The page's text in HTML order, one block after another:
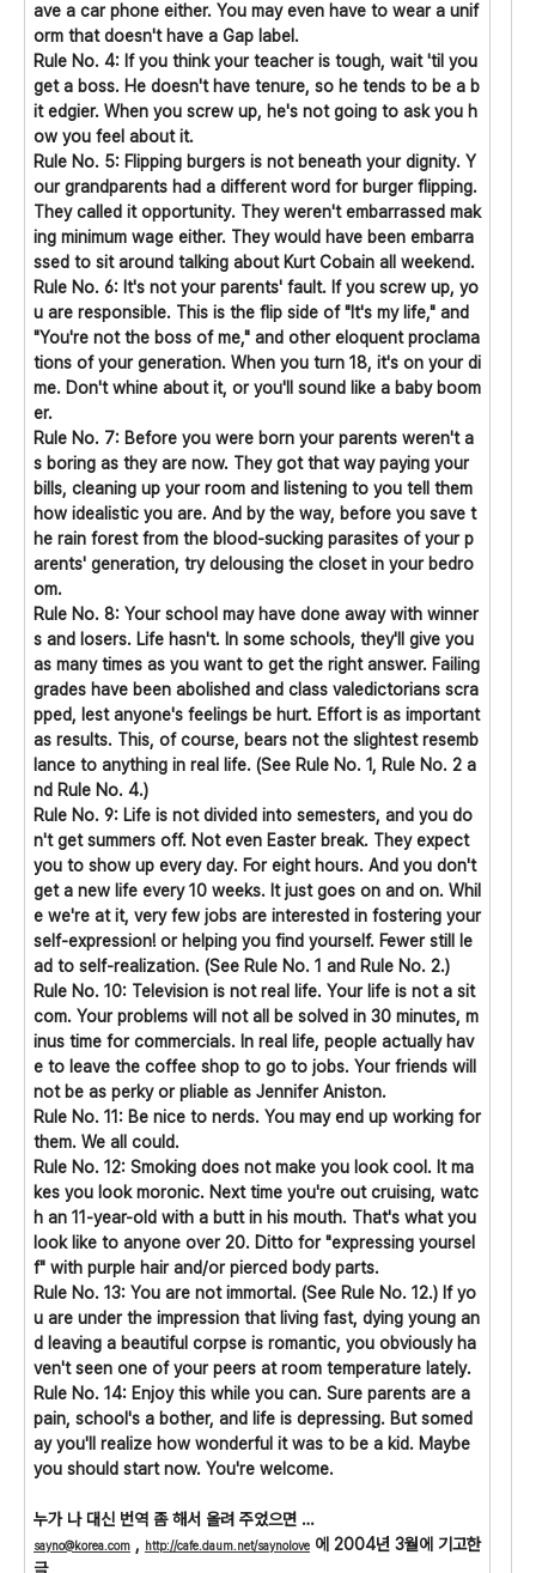
ave a car phone either. You may even have to wear a unif
orm that doesn't have a Gap label.
Rule No. 4: If you think your teacher is tough, wait 'til you
get a boss. He doesn't have tenure, so he tends to be a b
it edgier. When you screw up, he's not going to ask you h
ow you feel about it.
Rule No. 5: Flipping burgers is not beneath your dignity. Y
our grandparents had a different word for burger flipping.
They called it opportunity. They weren't embarrassed mak
ing minimum wage either. They would have been embarra
ssed to sit around talking about Kurt Cobain all weekend.
Rule No. 6: It's not your parents' fault. If you screw up, yo
u are responsible. This is the flip side of "It's my life," and
"You're not the boss of me," and other eloquent proclama
tions of your generation. When you turn 18, it's on your di
me. Don't whine about it, or you'll sound like a baby boom
er.
Rule No. 7: Before you were born your parents weren't a
s boring as they are now. They got that way paying your
bills, cleaning up your room and listening to you tell them
how idealistic you are. And by the way, before you save t
he rain forest from the blood-sucking parasites of your p
arents' generation, try delousing the closet in your bedro
om.
Rule No. 8: Your school may have done away with winner
s and losers. Life hasn't. In some schools, they'll give you
as many times as you want to get the right answer. Failing
grades have been abolished and class valedictorians scra
pped, lest anyone's feelings be hurt. Effort is as important
as results. This, of course, bears not the slightest resemb
lance to anything in real life. (See Rule No. 1, Rule No. 2 a
nd Rule No. 4.)
Rule No. 9: Life is not divided into semesters, and you do
n't get summers off. Not even Easter break. They expect
you to show up every day. For eight hours. And you don't
get a new life every 10 weeks. It just goes on and on. Whil
e we're at it, very few jobs are interested in fostering your
self-expression! or helping you find yourself. Fewer still le
ad to self-realization. (See Rule No. 1 and Rule No. 2.)
Rule No. 10: Television is not real life. Your life is not a sit
com. Your problems will not all be solved in 30 minutes, m
inus time for commercials. In real life, people actually hav
e to leave the coffee shop to go to jobs. Your friends will
not be as perky or pliable as Jennifer Aniston.
Rule No. 11: Be nice to nerds. You may end up working for
them. We all could.
Rule No. 12: Smoking does not make you look cool. It ma
kes you look moronic. Next time you're out cruising, watc
h an 11-year-old with a butt in his mouth. That's what you
look like to anyone over 20. Ditto for "expressing yoursel
f" with purple hair and/or pierced body parts.
Rule No. 13: You are not immortal. (See Rule No. 12.) If yo
u are under the impression that living fast, dying young an
d leaving a beautiful corpse is romantic, you obviously ha
ven't seen one of your peers at room temperature lately.
Rule No. 14: Enjoy this while you can. Sure parents are a
pain, school's a bother, and life is depressing. But somed
ay you'll realize how wonderful it was to be a kid. Maybe
you should start now. You're welcome.
누가 나 대신 번역 좀 해서 올려 주었으면 …
sayno@korea.com , http://cafe.daum.net/saynolove 에 2004년 3월에 기고한